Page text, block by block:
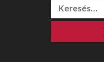
Keresés: